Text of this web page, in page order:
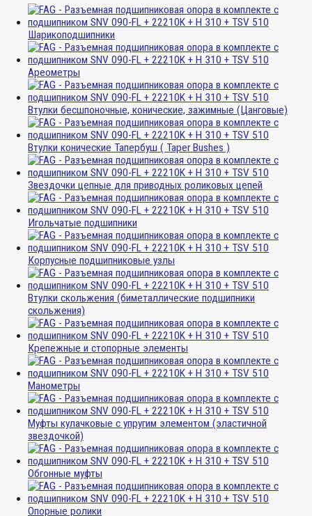
Шарикоподшипники
Ареометры
Втулки бесшпоночные, конические, зажимные (Цанговые)
Втулки конические Тапербуш ( Taper Bushes )
Звездочки цепные для приводных роликовых цепей
Игольчатые подшипники
Корпусные подшипниковые узлы
Втулки скольжения (биметаллические подшипники
скольжения)
Крепежные и стопорные элементы
Манометры
Муфты кулачковые с упругим элементом (эластичной
звездочкой)
Обгонные муфты
Опорные ролики